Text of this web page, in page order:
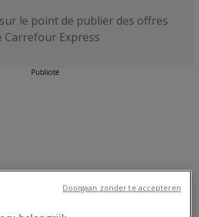
le point de publier des offres
Carrefour Express
Publicité
Doorgaan zonder te accepteren